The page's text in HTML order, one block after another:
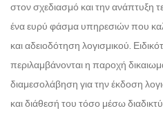
στον σχεδιασμό και την ανάπτυξη
ένα ευρύ φάσμα υπηρεσιών που
και αδειοδότηση λογισμικού.
περιλαμβάνονται η παροχή
διαμεσολάβηση για την έκδοση
και διάθεσή του τόσο μέσω